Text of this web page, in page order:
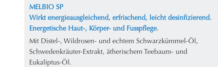
MELBIO SP
Wirkt energieausgleichend, erfrischend, leicht desinfizierend.
Energetische Haut-, Körper- und Fusspflege.
Mit Distel-, Wildrosen- und echtem Schwarzkümmel-Öl,
Schwedenkräuter-Extrakt, ätherischem Teebaum- und
Eukaliptus-Öl.